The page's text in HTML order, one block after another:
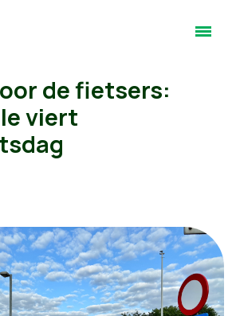
de fietsers:
viert